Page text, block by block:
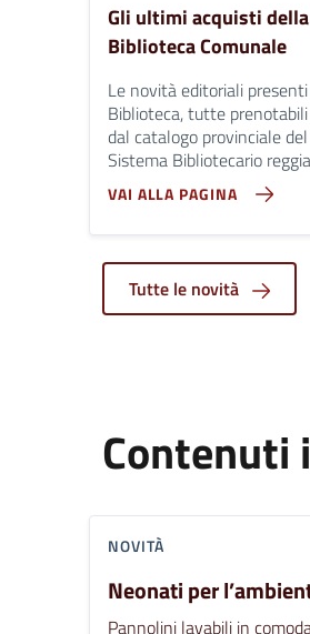
Gli ultimi acquisti della
Biblioteca Comunale
Le novità editoriali
Biblioteca, tutte
dal catalogo provinciale del
Sistema Bibliotecario
VAI ALLA PAGINA
Tutte le novità
Contenuti
NOVITÀ
Neonati per
Pannolini lavabili in